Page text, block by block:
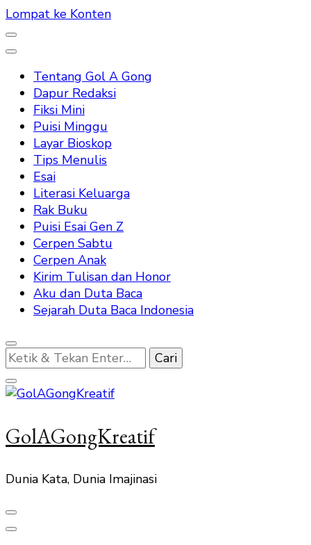
Lompat ke Konten
Tentang Gol A Gong
Dapur Redaksi
Fiksi Mini
Puisi Minggu
Layar Bioskop
Tips Menulis
Esai
Literasi Keluarga
Rak Buku
Puisi Esai Gen Z
Cerpen Sabtu
Cerpen Anak
Kirim Tulisan dan Honor
Aku dan Duta Baca
Sejarah Duta Baca Indonesia
Mencari
Sesuatu?
GolAGongKreatif
Dunia Kata, Dunia Imajinasi